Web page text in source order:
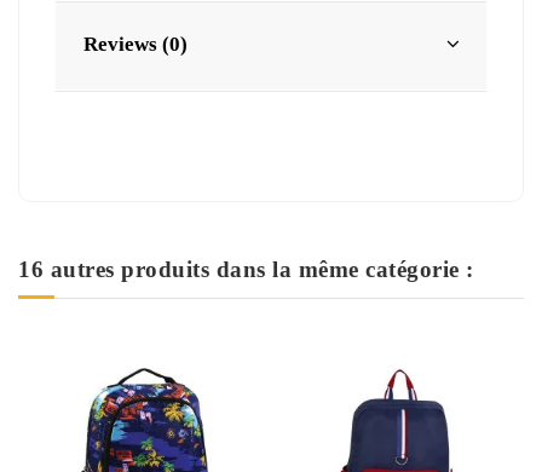
Reviews (0)
16 autres produits dans la même catégorie :